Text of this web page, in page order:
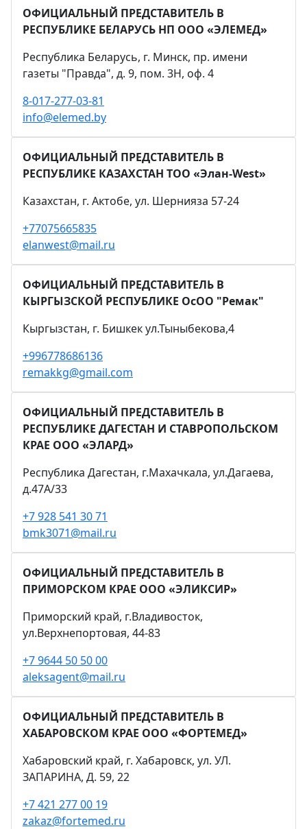
ОФИЦИАЛЬНЫЙ ПРЕДСТАВИТЕЛЬ В
РЕСПУБЛИКЕ БЕЛАРУСЬ НП ООО «ЭЛЕМЕД»
Республика Беларусь, г. Минск, пр. имени
газеты "Правда", д. 9, пом. 3Н, оф. 4
8-017-277-03-81
info@elemed.by
ОФИЦИАЛЬНЫЙ ПРЕДСТАВИТЕЛЬ В
РЕСПУБЛИКЕ КАЗАХСТАН ТОО «Элан-West»
Казахстан, г. Актобе, ул. Шернияза 57-24
+77075665835
elanwest@mail.ru
ОФИЦИАЛЬНЫЙ ПРЕДСТАВИТЕЛЬ В
КЫРГЫЗСКОЙ РЕСПУБЛИКЕ ОсОО "Ремак"
Кыргызстан, г. Бишкек ул.Тыныбекова,4
+996778686136
remakkg@gmail.com
ОФИЦИАЛЬНЫЙ ПРЕДСТАВИТЕЛЬ В
РЕСПУБЛИКЕ ДАГЕСТАН И СТАВРОПОЛЬСКОМ
КРАЕ ООО «ЭЛАРД»
Республика Дагестан, г.Махачкала, ул.Дагаева,
д.47А/33
+7 928 541 30 71
bmk3071@mail.ru
ОФИЦИАЛЬНЫЙ ПРЕДСТАВИТЕЛЬ В
ПРИМОРСКОМ КРАЕ ООО «ЭЛИКСИР»
Приморский край, г.Владивосток,
ул.Верхнепортовая, 44-83
+7 9644 50 50 00
aleksagent@mail.ru
ОФИЦИАЛЬНЫЙ ПРЕДСТАВИТЕЛЬ В
ХАБАРОВСКОМ КРАЕ ООО «ФОРТЕМЕД»
Хабаровский край, г. Хабаровск, ул. УЛ.
ЗАПАРИНА, Д. 59, 22
+7 421 277 00 19
zakaz@fortemed.ru